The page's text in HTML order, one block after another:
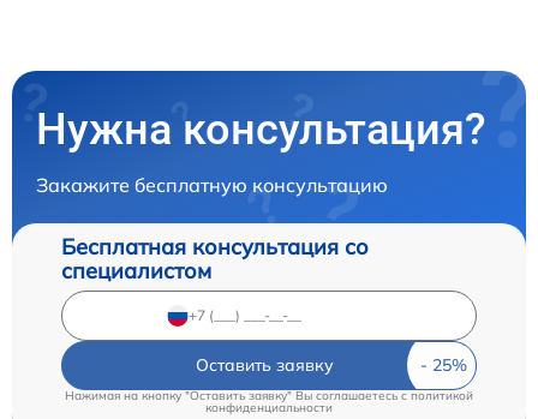
Нужна консультация?
Закажите бесплатную консультацию
Бесплатная консультация со
специалистом
Оставить заявку
Нажимая на кнопку "Оставить заявку" Вы соглашаетесь cполитикой
конфиденциальности